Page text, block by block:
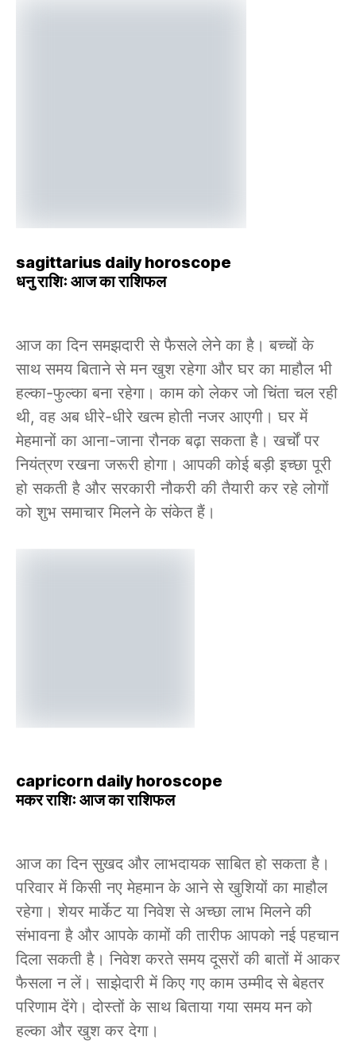
sagittarius daily horoscope
धनु राशिः आज का राशिफल
आज का दिन समझदारी से फैसले लेने का है। बच्चों के
साथ समय बिताने से मन खुश रहेगा और घर का माहौल भी
हल्का-फुल्का बना रहेगा। काम को लेकर जो चिंता चल रही
थी, वह अब धीरे-धीरे खत्म होती नजर आएगी। घर में
मेहमानों का आना-जाना रौनक बढ़ा सकता है। खर्चों पर
नियंत्रण रखना जरूरी होगा। आपकी कोई बड़ी इच्छा पूरी
हो सकती है और सरकारी नौकरी की तैयारी कर रहे लोगों
को शुभ समाचार मिलने के संकेत हैं।
capricorn daily horoscope
मकर राशिः आज का राशिफल
आज का दिन सुखद और लाभदायक साबित हो सकता है।
परिवार में किसी नए मेहमान के आने से खुशियों का माहौल
रहेगा। शेयर मार्केट या निवेश से अच्छा लाभ मिलने की
संभावना है और आपके कामों की तारीफ आपको नई पहचान
दिला सकती है। निवेश करते समय दूसरों की बातों में आकर
फैसला न लें। साझेदारी में किए गए काम उम्मीद से बेहतर
परिणाम देंगे। दोस्तों के साथ बिताया गया समय मन को
हल्का और खुश कर देगा।